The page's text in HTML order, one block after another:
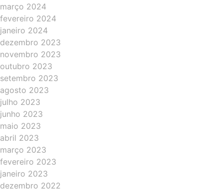
março 2024
fevereiro 2024
janeiro 2024
dezembro 2023
novembro 2023
outubro 2023
setembro 2023
agosto 2023
julho 2023
junho 2023
maio 2023
abril 2023
março 2023
fevereiro 2023
janeiro 2023
dezembro 2022